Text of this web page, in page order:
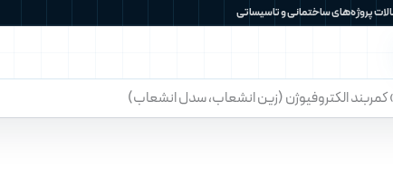
پروژه‌های ساختمانی و تاسیساتی
کمربند الکتروفیوژن (زین انشعاب، سدل انشعاب)